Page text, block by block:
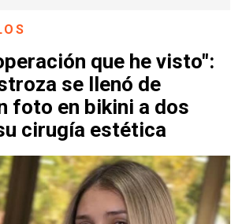
que he visto":
se llenó de
foto en bikini a dos
cirugía estética